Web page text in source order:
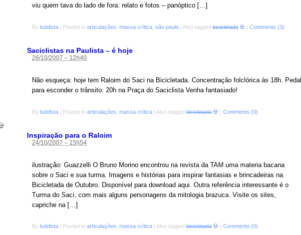
viu quem tava do lado de fora. relato e fotos – panóptico […]
By luddista | Posted in articulações massa crítica são paulo | Also tagged bicicletada 💀 | Comments (3)
Saciclistas na Paulista – é hoje
26/10/2007 – 12h40
Não esqueça: hoje tem Raloim do Saci na Bicicletada. Concentração folclórica às 18h. Pedal
para esconder o trânsito: 20h na Praça do Saciclista Venha fantasiado!
By luddista | Posted in articulações massa crítica | Also tagged bicicletada 💀 | Comments (0)
Inspiração para o Raloim
24/10/2007 – 15h54
ilustração: Guazzelli O Bruno Morino encontrou na revista da TAM uma materia bacana
sobre o Saci e sua turma. Imagens e histórias para inspirar fantasias e brincadeiras na
Bicicletada de Outubro. Disponível para download aqui. Outra referência interessante é o
Turma do Saci, com mais alguns personagens da mitologia brazuca. Visite os sites,
capriche na […]
By luddista Posted in articulações massa crítica Also tagged bicicletada 💀 Comments (0)